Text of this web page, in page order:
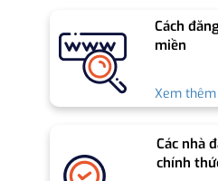
Cách
miền
Xem
Các nhà
chính